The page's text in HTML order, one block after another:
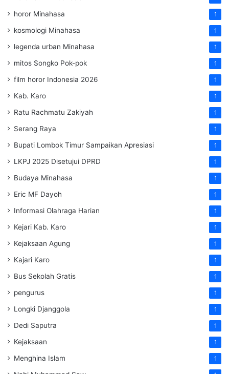
horor Minahasa 1
kosmologi Minahasa 1
legenda urban Minahasa 1
mitos Songko Pok-pok 1
film horor Indonesia 2026 1
Kab. Karo 1
Ratu Rachmatu Zakiyah 1
Serang Raya 1
Bupati Lombok Timur Sampaikan Apresiasi 1
LKPJ 2025 Disetujui DPRD 1
Budaya Minahasa 1
Eric MF Dayoh 1
Informasi Olahraga Harian 1
Kejari Kab. Karo 1
Kejaksaan Agung 1
Kajari Karo 1
Bus Sekolah Gratis 1
pengurus 1
Longki Djanggola 1
Dedi Saputra 1
Kejaksaan 1
Menghina Islam 1